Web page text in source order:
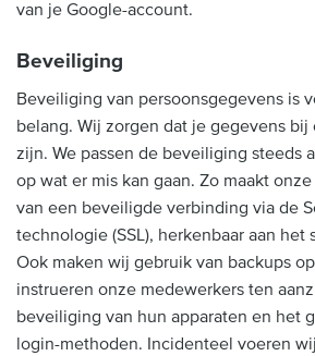
van je Google-account.
Beveiliging
Beveiliging van persoonsgegevens is
belang. Wij zorgen dat je gegevens
zijn. We passen de beveiliging steeds
op wat er mis kan gaan. Zo maakt
van een beveiligde verbinding via de
technologie (SSL), herkenbaar aan het
Ook maken wij gebruik van backups
instrueren onze medewerkers ten
beveiliging van hun apparaten en het
login-methoden. Incidenteel voeren